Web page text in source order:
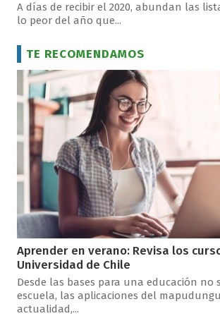
A días de recibir el 2020, abundan las
lo peor del año que...
TE RECOMENDAMOS
Aprender en verano: Revisa los
Universidad de Chile
Desde las bases para una educación no
escuela, las aplicaciones del
actualidad,...